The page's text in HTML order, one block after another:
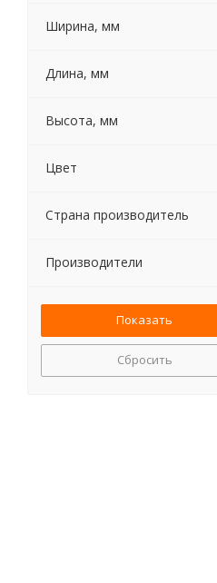
Ширина, мм
Длина, мм
Высота, мм
Цвет
Страна производитель
Производители
Сбросить